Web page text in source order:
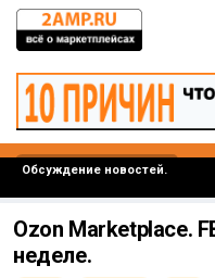
Обсуждение новостей.
Ozon Marketplace.
неделе.